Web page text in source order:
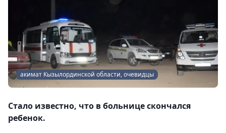
акимат Кызылординской области, очевидцы
Стало известно, что в больнице скончался
ребенок.